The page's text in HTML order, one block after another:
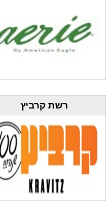
רשת קרביץ